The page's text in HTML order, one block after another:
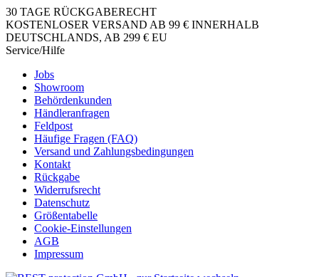
30 TAGE RÜCKGABERECHT
KOSTENLOSER VERSAND AB 99 € INNERHALB
DEUTSCHLANDS, AB 299 € EU
Service/Hilfe
Jobs
Showroom
Behördenkunden
Händleranfragen
Feldpost
Häufige Fragen (FAQ)
Versand und Zahlungsbedingungen
Kontakt
Rückgabe
Widerrufsrecht
Datenschutz
Größentabelle
Cookie-Einstellungen
AGB
Impressum